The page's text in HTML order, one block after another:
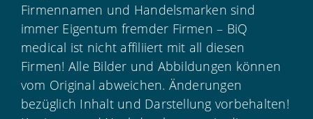
Firmennamen und Handelsmarken sind
immer Eigentum fremder Firmen – BiQ
medical ist nicht affiliiert mit all diesen
Firmen! Alle Bilder und Abbildungen können
vom Original abweichen. Änderungen
bezüglich Inhalt und Darstellung vorbehalten!